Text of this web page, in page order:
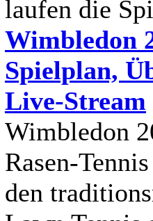
laufen die
Wimbledon
Spielplan,
Live-Stream
Wimbledon
Rasen-
den